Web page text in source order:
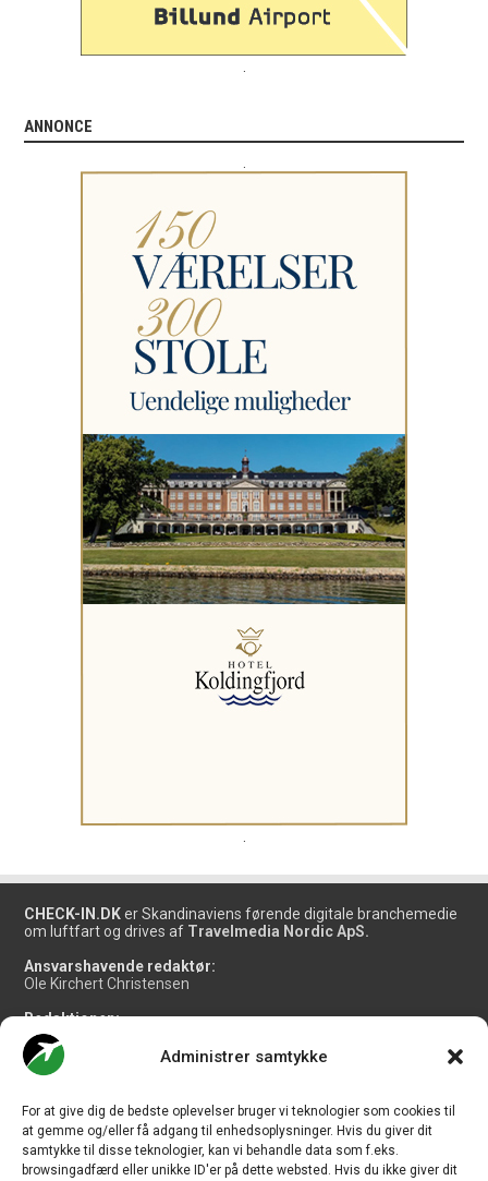
Administrer samtykke
For at give dig de bedste oplevelser bruger vi teknologier som cookies til
at gemme og/eller få adgang til enhedsoplysninger. Hvis du giver dit
samtykke til disse teknologier, kan vi behandle data som f.eks.
browsingadfærd eller unikke ID'er på dette websted. Hvis du ikke giver dit
ANNONCE
CHECK-IN.DK er Skandinaviens førende digitale branchemedie
om luftfart og drives af Travelmedia Nordic ApS.
Ansvarshavende redaktør:
Ole Kirchert Christensen
Redaktionen:
Christian Granhøj Skouboe
Henrik Baumgarten
Danny Longhi Andreasen
Salg og jobannoncer:
salg@travelmedianordic.com